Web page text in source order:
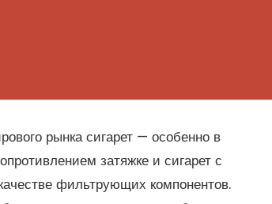
рынка сигарет — особенно в
затяжке и сигарет с
фильтрующих компонентов.